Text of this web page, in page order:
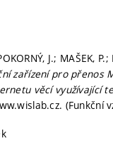
J.; MAŠEK,
zařízení pro přenos
věcí využívající
(Funkční